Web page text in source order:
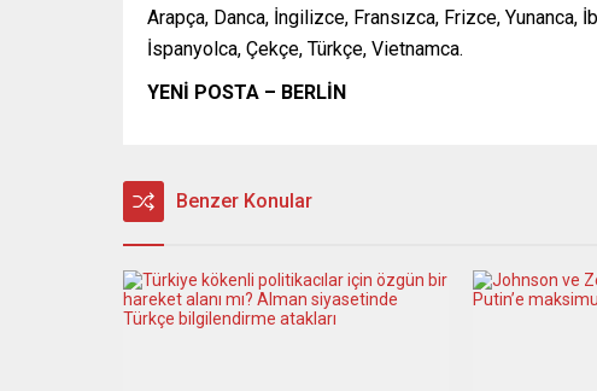
Arapça, Danca, İngilizce, Fransızca, Frizce, Yunanca,
İspanyolca, Çekçe, Türkçe, Vietnamca.
YENİ POSTA – BERLİN
Benzer Konular